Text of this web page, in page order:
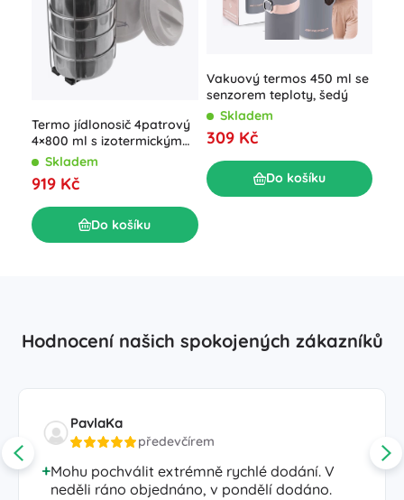
Termo jídlonosič 4patrový
4×800 ml s izotermickým
obalem
Skladem
919 Kč
Do košíku
Vakuový termos 450 ml se
senzorem teploty, šedý
Skladem
309 Kč
Do košíku
Hodnocení našich spokojených zákazníků
PavlaKa
předevčírem
Mohu pochválit extrémně rychlé dodání. V
neděli ráno objednáno, v pondělí dodáno.